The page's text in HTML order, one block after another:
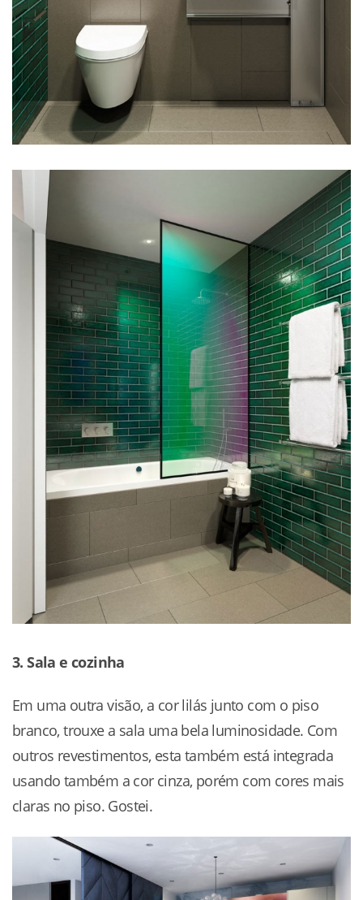
3. Sala e cozinha
Em uma outra visão, a cor lilás junto com o piso
branco, trouxe a sala uma bela luminosidade. Com
outros revestimentos, esta também está integrada
usando também a cor cinza, porém com cores mais
claras no piso. Gostei.